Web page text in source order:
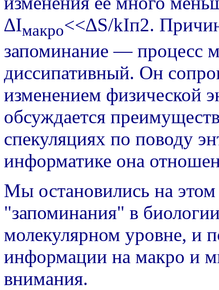
∆Iмакро<<∆S/kIп2.
запоминание — процесс
диссипативный. Он
изменением физической
обсуждается
спекуляциях по поводу
информатике она
Мы остановились на
"запоминания" в
молекулярном уровне, и
информации на макро и
внимания.